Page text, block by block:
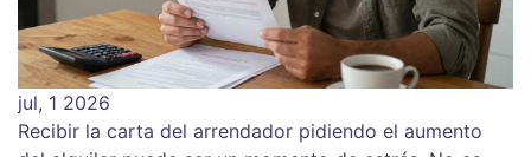
jul, 1 2026
Recibir la carta del arrendador pidiendo el aumento